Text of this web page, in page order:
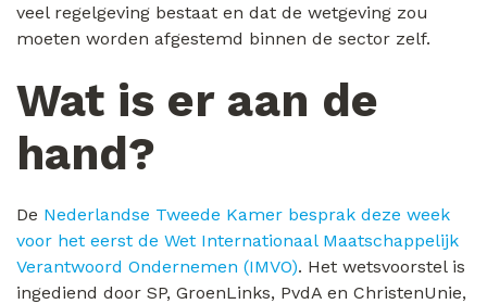
veel regelgeving bestaat en dat de wetgeving zou
moeten worden afgestemd binnen de sector zelf.
Wat is er aan de
hand?
De Nederlandse Tweede Kamer besprak deze week
voor het eerst de Wet Internationaal Maatschappelijk
Verantwoord Ondernemen (IMVO). Het wetsvoorstel is
ingediend door SP, GroenLinks, PvdA en ChristenUnie,